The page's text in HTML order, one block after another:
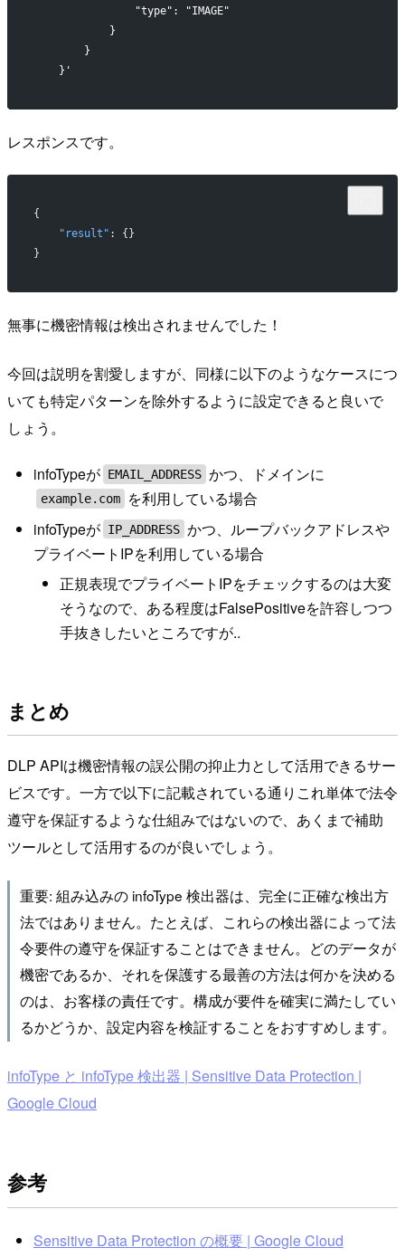
                "type": "IMAGE"
            }
        }
    }'
レスポンスです。
{
    "result"
: {}
}
無事に機密情報は検出されませんでした！
今回は説明を割愛しますが、同様に以下のようなケースにつ
いても特定パターンを除外するように設定できると良いで
しょう。
infoTypeが EMAIL_ADDRESS かつ、ドメインに
example.com
を利用している場合
infoTypeが IP_ADDRESS かつ、ループバックアドレスや
プライベートIPを利用している場合
正規表現でプライベートIPをチェックするのは大変
そうなので、ある程度はFalsePositiveを許容しつつ
手抜きしたいところですが..
まとめ
DLP APIは機密情報の誤公開の抑止力として活用できるサー
ビスです。一方で以下に記載されている通りこれ単体で法令
遵守を保証するような仕組みではないので、あくまで補助
ツールとして活用するのが良いでしょう。
重要: 組み込みの infoType 検出器は、完全に正確な検出方
法ではありません。たとえば、これらの検出器によって法
令要件の遵守を保証することはできません。どのデータが
機密であるか、それを保護する最善の方法は何かを決める
のは、お客様の責任です。構成が要件を確実に満たしてい
るかどうか、設定内容を検証することをおすすめします。
infoType と infoType 検出器 | Sensitive Data Protection |
Google Cloud
参考
Sensitive Data Protection の概要 | Google Cloud